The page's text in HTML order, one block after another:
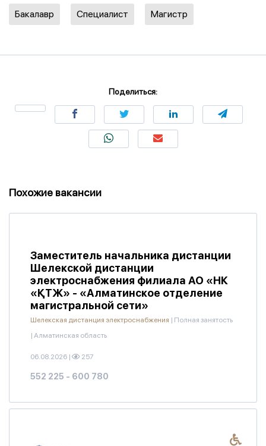
Бакалавр Специалист Магистр
Поделиться:
Похожие вакансии
Заместитель начальника дистанции
Шелекской дистанции
электроснабжения филиала АО «НК
«ҚТЖ» - «Алматинское отделение
магистральной сети»
Шелекская дистанция электроснабжения | Полная занятость
| Алматинская область
06.08.2026 | 257
552 225 - 600 780